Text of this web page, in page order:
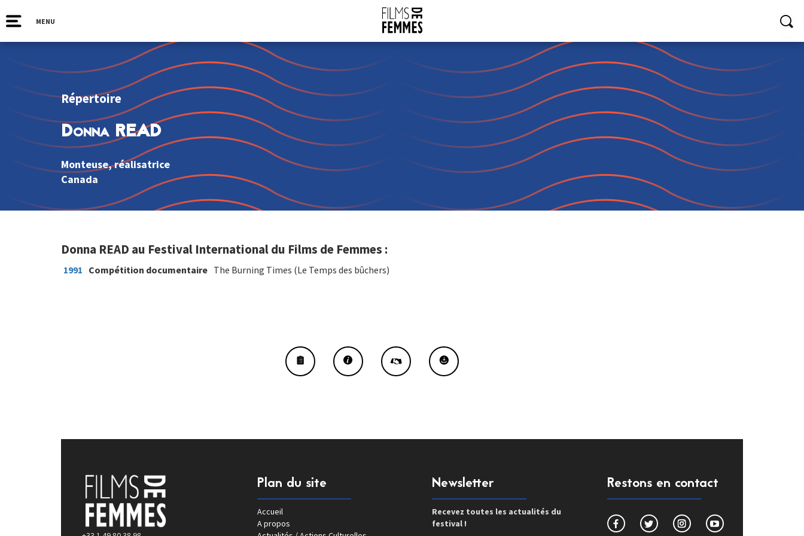
MENU
Répertoire
Donna READ
Monteuse, réalisatrice
Canada
Donna READ au Festival International du Films de Femmes :
1991 Compétition documentaire The Burning Times (Le Temps des bûchers)
Plan du site
Accueil
A propos
Newsletter
Recevez toutes les actualités du
festival !
Restons en contact